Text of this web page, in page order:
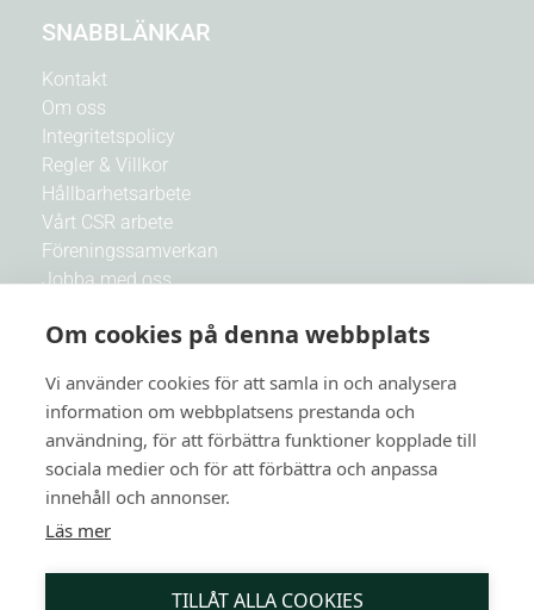
Om cookies på denna webbplats
Vi använder cookies för att samla in och analysera
information om webbplatsens prestanda och
användning, för att förbättra funktioner kopplade till
sociala medier och för att förbättra och anpassa
innehåll och annonser.
Läs mer
TILLÅT ALLA COOKIES
SNABBLÄNKAR
Kontakt
Om oss
Integritetspolicy
Regler & Villkor
Hållbarhetsarbete
Vårt CSR arbete
Föreningssamverkan
Jobba med oss
Få nyheter och Botanikas bästa erbjudanden först av
alla
E-post
PRENUMERERA